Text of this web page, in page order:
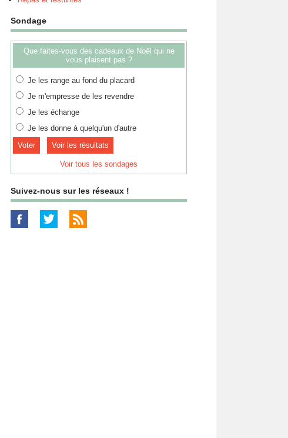
Sondage
Que faites-vous des cadeaux de Noël qui ne
vous plaisent pas ?
Je les range au fond du placard
Je m'empresse de les revendre
Je les échange
Je les donne à quelqu'un d'autre
Voir les résultats
Voir tous les sondages
Suivez-nous sur les réseaux !